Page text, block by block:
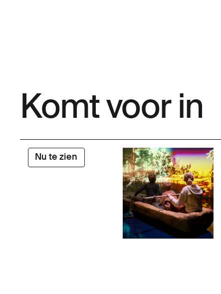
Komt voor in
Nu te zien